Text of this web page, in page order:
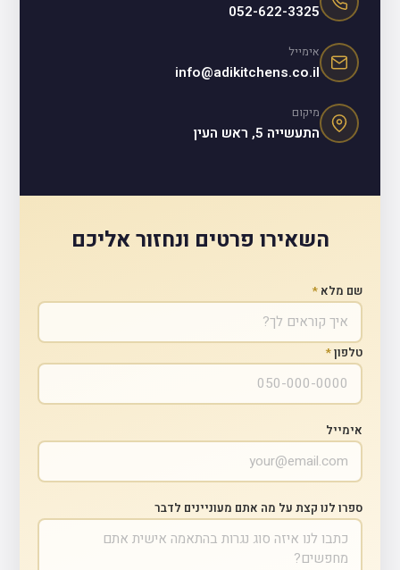
052-622-3325
אימייל
info@adikitchens.co.il
מיקום
התעשייה 5, ראש העין
השאירו פרטים ונחזור אליכם
שם מלא*
טלפון*
אימייל
ספרו לנו קצת על מה אתם מעוניינים לדבר